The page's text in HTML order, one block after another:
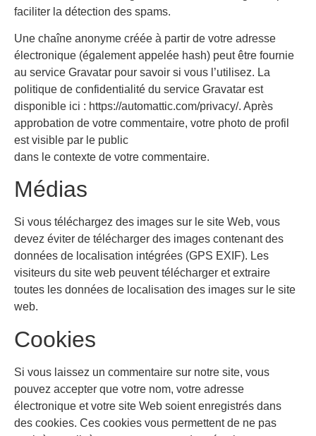
faciliter la détection des spams.
Une chaîne anonyme créée à partir de votre adresse
électronique (également appelée hash) peut être fournie
au service Gravatar pour savoir si vous l’utilisez. La
politique de confidentialité du service Gravatar est
disponible ici : https://automattic.com/privacy/. Après
approbation de votre commentaire, votre photo de profil
est visible par le public
dans le contexte de votre commentaire.
Médias
Si vous téléchargez des images sur le site Web, vous
devez éviter de télécharger des images contenant des
données de localisation intégrées (GPS EXIF). Les
visiteurs du site web peuvent télécharger et extraire
toutes les données de localisation des images sur le site
web.
Cookies
Si vous laissez un commentaire sur notre site, vous
pouvez accepter que votre nom, votre adresse
électronique et votre site Web soient enregistrés dans
des cookies. Ces cookies vous permettent de ne pas